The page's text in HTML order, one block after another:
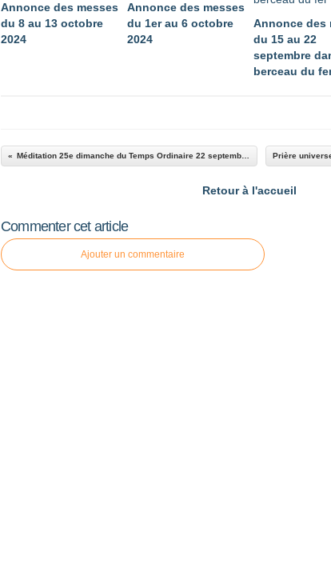
Annonce des messes
du 8 au 13 octobre
2024
Annonce des messes
du 1er au 6 octobre
2024
Annonce des
du 15 au 22
septembre
berceau du
Retour à l'accueil
Commenter cet article
Ajouter un commentaire